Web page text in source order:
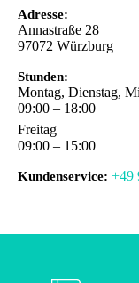
Adresse:
Annastraße 28
97072 Würzburg
Stunden:
Montag, Dienstag,
09:00 – 18:00
Freitag
09:00 – 15:00
Kundenservice: +49